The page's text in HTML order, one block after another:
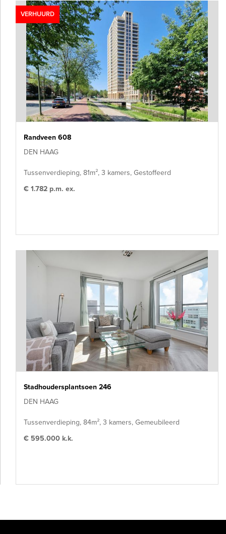
VERHUURD
Randveen 608
DEN HAAG
Tussenverdieping, 81m², 3 kamers, Gestoffeerd
€ 1.782 p.m. ex.
Stadhoudersplantsoen 246
DEN HAAG
Tussenverdieping, 84m², 3 kamers, Gemeubileerd
€ 595.000 k.k.